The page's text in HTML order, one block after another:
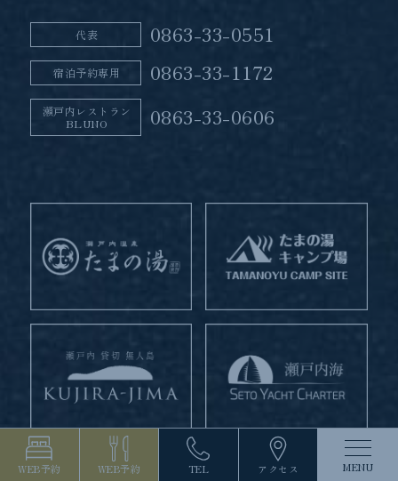
代表 0863-33-0551
宿泊予約専用 0863-33-1172
瀬戸内レストラン
BLUNO
0863-33-0606
WEB予約 WEB予約 TEL アクセス MENU